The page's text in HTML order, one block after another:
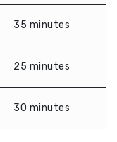
35 minutes
25 minutes
30 minutes